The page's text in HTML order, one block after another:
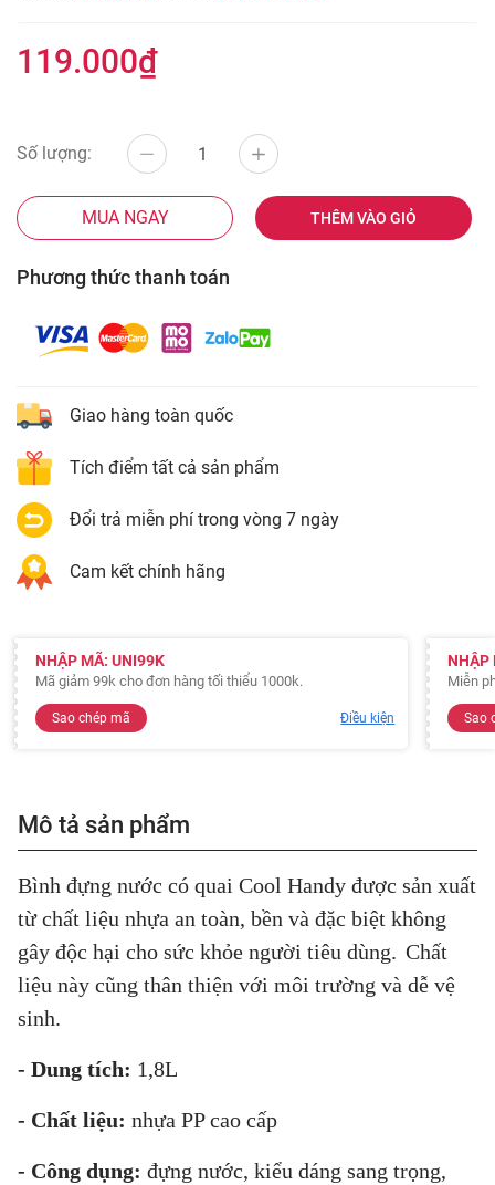
119.000₫
Số lượng:
MUA NGAY THÊM VÀO GIỎ
Phương thức thanh toán
Giao hàng toàn quốc
Tích điểm tất cả sản phẩm
Đổi trả miễn phí trong vòng 7 ngày
Cam kết chính hãng
NHẬP MÃ: UNI99K
Mã giảm 99k cho đơn hàng tối thiểu 1000k.
Sao chép mã Điều kiện
NHẬP
Miễn
Sao
Mô tả sản phẩm
Bình đựng nước có quai Cool Handy được sản xuất
từ chất liệu nhựa an toàn, bền và đặc biệt không
gây độc hại cho sức khỏe người tiêu dùng. Chất
liệu này cũng thân thiện với môi trường và dễ vệ
sinh.
- Dung tích: 1,8L
- Chất liệu: nhựa PP cao cấp
- Công dụng: đựng nước, kiểu dáng sang trọng,